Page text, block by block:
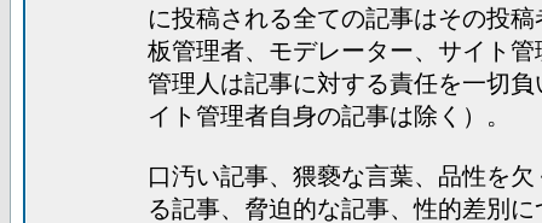
に投稿される全ての記事はその投
板管理者、モデレーター、サイト
管理人は記事に対する責任を一切
イト管理者自身の記事は除く）。
口汚い記事、猥褻な言葉、品性を
る記事、脅迫的な記事、性的差別